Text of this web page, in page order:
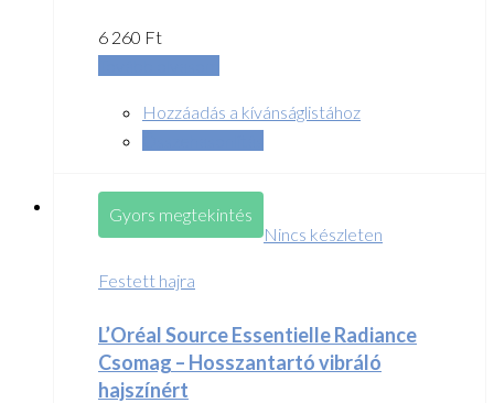
6 260 Ft
Hozzáadás a kívánságlistához
Gyors megtekintés
Nincs készleten
Festett hajra
L’Oréal Source Essentielle Radiance
Csomag – Hosszantartó vibráló
hajszínért